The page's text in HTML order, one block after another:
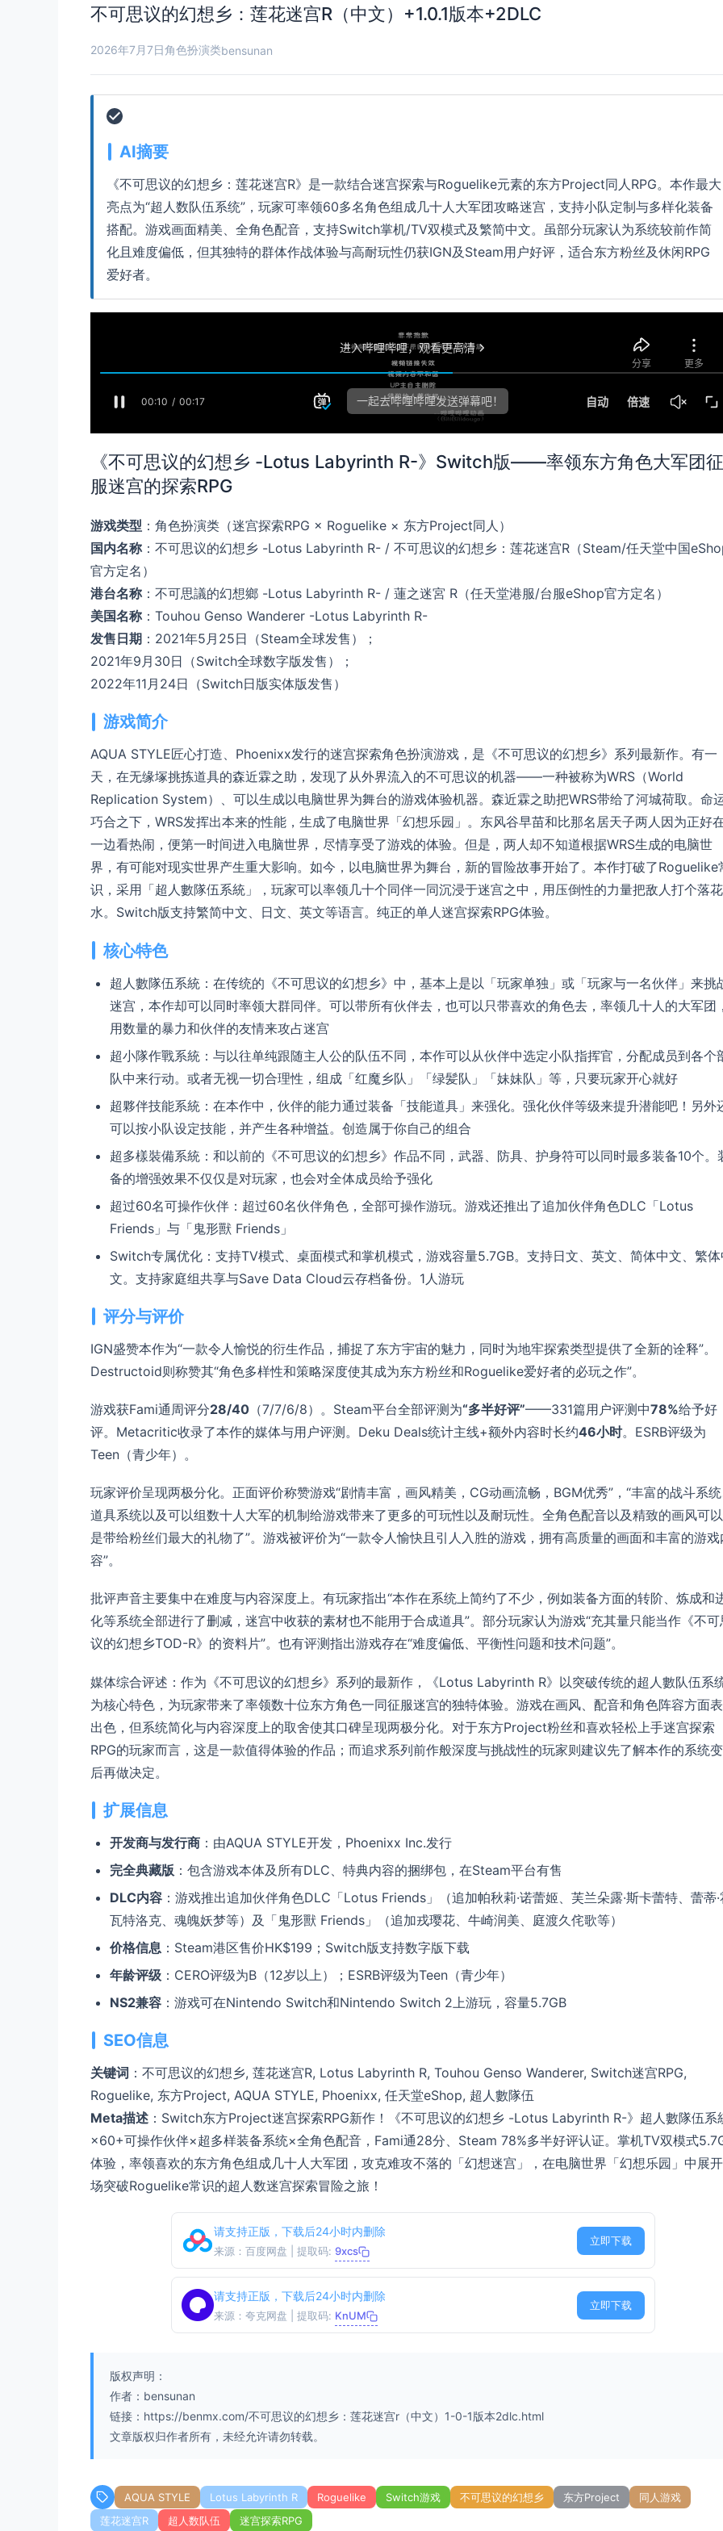
不可思议的幻想乡：莲花迷宫R（中文）+1.0.1版本+2DLC
2026年7月7日角色扮演类bensunan
AI摘要
《不可思议的幻想乡：莲花迷宫R》是一款结合迷宫探索与Roguelike元素的东方Project同人RPG。本作最大
亮点为“超人数队伍系统”，玩家可率领60多名角色组成几十人大军团攻略迷宫，支持小队定制与多样化装备
搭配。游戏画面精美、全角色配音，支持Switch掌机/TV双模式及繁简中文。虽部分玩家认为系统较前作简
化且难度偏低，但其独特的群体作战体验与高耐玩性仍获IGN及Steam用户好评，适合东方粉丝及休闲RPG
爱好者。
《不可思议的幻想乡 -Lotus Labyrinth R-》Switch版——率领东方角色大军团征
服迷宫的探索RPG
游戏类型 ：角色扮演类（迷宫探索RPG × Roguelike × 东方Project同人）
国内名称 ：不可思议的幻想乡 -Lotus Labyrinth R- / 不可思议的幻想乡：莲花迷宫R（Steam/任天堂中国
官方定名）
港台名称 ：不可思議的幻想鄉 -Lotus Labyrinth R- / 蓮之迷宮 R（任天堂港服/台服eShop官方定名）
美国名称 ：Touhou Genso Wanderer -Lotus Labyrinth R-
发售日期 ：2021年5月25日（Steam全球发售）；
2021年9月30日（Switch全球数字版发售）；
2022年11月24日（Switch日版实体版发售）
游戏简介
AQUA STYLE匠心打造、Phoenixx发行的迷宫探索角色扮演游戏，是《不可思议的幻想乡》系列最新作。有一
天，在无缘塚挑拣道具的森近霖之助，发现了从外界流入的不可思议的机器——一种被称为WRS（World
Replication System）、可以生成以电脑世界为舞台的游戏体验机器。森近霖之助把WRS带给了河城荷取。命
巧合之下，WRS发挥出本来的性能，生成了电脑世界「幻想乐园」。东风谷早苗和比那名居天子两人因为正好
一边看热闹，便第一时间进入电脑世界，尽情享受了游戏的体验。但是，两人却不知道根据WRS生成的电脑世
界，有可能对现实世界产生重大影响。如今，以电脑世界为舞台，新的冒险故事开始了。本作打破了Roguelike
识，采用「超人數隊伍系統」，玩家可以率领几十个同伴一同沉浸于迷宫之中，用压倒性的力量把敌人打个落
水。Switch版支持繁简中文、日文、英文等语言。纯正的单人迷宫探索RPG体验。
核心特色
超人數隊伍系統：在传统的《不可思议的幻想乡》中，基本上是以「玩家单独」或「玩家与一名伙伴」来挑
迷宫，本作却可以同时率领大群同伴。可以带所有伙伴去，也可以只带喜欢的角色去，率领几十人的大军团，
用数量的暴力和伙伴的友情来攻占迷宫
超小隊作戰系統：与以往单纯跟随主人公的队伍不同，本作可以从伙伴中选定小队指挥官，分配成员到各个
队中来行动。或者无视一切合理性，组成「红魔乡队」「绿髪队」「妹妹队」等，只要玩家开心就好
超夥伴技能系統：在本作中，伙伴的能力通过装备「技能道具」来强化。强化伙伴等级来提升潜能吧！另外
可以按小队设定技能，并产生各种增益。创造属于你自己的组合
超多樣裝備系統：和以前的《不可思议的幻想乡》作品不同，武器、防具、护身符可以同时最多装备10个。
备的增强效果不仅仅是对玩家，也会对全体成员给予强化
超过60名可操作伙伴：超过60名伙伴角色，全部可操作游玩。游戏还推出了追加伙伴角色DLC「Lotus
Friends」与「鬼形獸 Friends」
Switch专属优化：支持TV模式、桌面模式和掌机模式，游戏容量5.7GB。支持日文、英文、简体中文、繁体
文。支持家庭组共享与Save Data Cloud云存档备份。1人游玩
评分与评价
IGN盛赞本作为“一款令人愉悦的衍生作品，捕捉了东方宇宙的魅力，同时为地牢探索类型提供了全新的诠释”。
Destructoid则称赞其“角色多样性和策略深度使其成为东方粉丝和Roguelike爱好者的必玩之作”。
游戏获Fami通周评分28/40 （7/7/6/8）。Steam平台全部评测为“多半好评”——331篇用户评测中78%给予好
评。Metacritic收录了本作的媒体与用户评测。Deku Deals统计主线+额外内容时长约46小时。ESRB评级为
Teen（青少年）。
玩家评价呈现两极分化。正面评价称赞游戏“剧情丰富，画风精美，CG动画流畅，BGM优秀”，“丰富的战斗系统
道具系统以及可以组数十人大军的机制给游戏带来了更多的可玩性以及耐玩性。全角色配音以及精致的画风可
是带给粉丝们最大的礼物了”。游戏被评价为“一款令人愉快且引人入胜的游戏，拥有高质量的画面和丰富的游戏
容”。
批评声音主要集中在难度与内容深度上。有玩家指出“本作在系统上简约了不少，例如装备方面的转阶、炼成和
化等系统全部进行了删减，迷宫中收获的素材也不能用于合成道具”。部分玩家认为游戏“充其量只能当作《不可
议的幻想乡TOD-R》的资料片”。也有评测指出游戏存在“难度偏低、平衡性问题和技术问题”。
媒体综合评述：作为《不可思议的幻想乡》系列的最新作，《Lotus Labyrinth R》以突破传统的超人數队伍系
为核心特色，为玩家带来了率领数十位东方角色一同征服迷宫的独特体验。游戏在画风、配音和角色阵容方面
出色，但系统简化与内容深度上的取舍使其口碑呈现两极分化。对于东方Project粉丝和喜欢轻松上手迷宫探索
RPG的玩家而言，这是一款值得体验的作品；而追求系列前作般深度与挑战性的玩家则建议先了解本作的系统
后再做决定。
扩展信息
开发商与发行商 ：由AQUA STYLE开发，Phoenixx Inc.发行
完全典藏版 ：包含游戏本体及所有DLC、特典内容的捆绑包，在Steam平台有售
DLC内容 ：游戏推出追加伙伴角色DLC「Lotus Friends」（追加帕秋莉·诺蕾姬、芙兰朵露·斯卡蕾特、蕾蒂·
瓦特洛克、魂魄妖梦等）及「鬼形獸 Friends」（追加戎璎花、牛崎润美、庭渡久侘歌等）
价格信息 ：Steam港区售价HK$199；Switch版支持数字版下载
年龄评级 ：CERO评级为B（12岁以上）；ESRB评级为Teen（青少年）
NS2兼容 ：游戏可在Nintendo Switch和Nintendo Switch 2上游玩，容量5.7GB
SEO信息
关键词 ：不可思议的幻想乡, 莲花迷宫R, Lotus Labyrinth R, Touhou Genso Wanderer, Switch迷宫RPG,
Roguelike, 东方Project, AQUA STYLE, Phoenixx, 任天堂eShop, 超人數隊伍
Meta描述 ：Switch东方Project迷宫探索RPG新作！《不可思议的幻想乡 -Lotus Labyrinth R-》超人數隊伍系
×60+可操作伙伴×超多样装备系统×全角色配音，Fami通28分、Steam 78%多半好评认证。掌机TV双模式
体验，率领喜欢的东方角色组成几十人大军团，攻克难攻不落的「幻想迷宫」，在电脑世界「幻想乐园」中展
场突破Roguelike常识的超人数迷宫探索冒险之旅！
请支持正版，下载后24小时内删除
来源：百度网盘 | 提取码: 9xcs
立即下载
请支持正版，下载后24小时内删除
来源：夸克网盘 | 提取码: KnUM
立即下载
版权声明：
作者：bensunan
链接：https://benmx.com/不可思议的幻想乡：莲花迷宫r（中文）1-0-1版本2dlc.html
文章版权归作者所有，未经允许请勿转载。
AQUA STYLE Lotus Labyrinth R Roguelike Switch游戏 不可思议的幻想乡 东方Project
同人游戏
莲花迷宫R
超人数队伍 迷宫探索RPG